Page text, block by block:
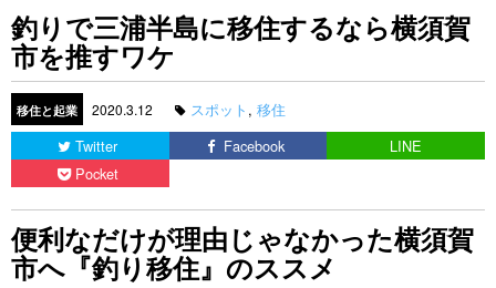
釣りで三浦半島に移住するなら横須賀
市を推すワケ
移住と起業 2020.3.12 スポット , 移住
Twitter
Facebook
LINE
Pocket
便利なだけが理由じゃなかった横須賀
市へ『釣り移住』のススメ